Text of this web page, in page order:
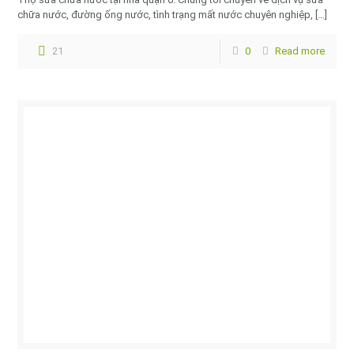
chữa nước, đường ống nước, tình trạng mất nước chuyên nghiệp,
21 0 Read more